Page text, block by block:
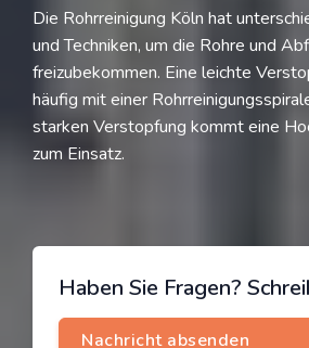
Die Rohrreinigung Köln hat
und Techniken, um die Rohre und
freizubekommen. Eine leichte
häufig mit einer
starken Verstopfung kommt eine
zum Einsatz.
Haben Sie Fragen?